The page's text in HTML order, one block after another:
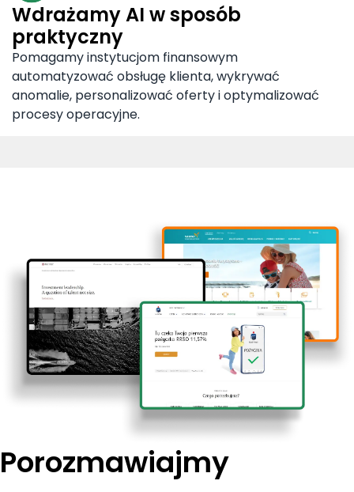
Wdrażamy AI w sposób
praktyczny
Pomagamy instytucjom finansowym
automatyzować obsługę klienta, wykrywać
anomalie, personalizować oferty i optymalizować
procesy operacyjne.
Porozmawiajmy